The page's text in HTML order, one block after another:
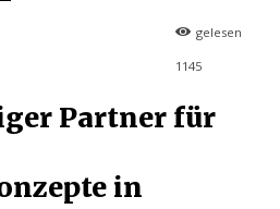
gelesen
1145
Partner für
in